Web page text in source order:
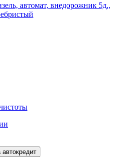
автомат, внедорожник 5д.,
на автокредит